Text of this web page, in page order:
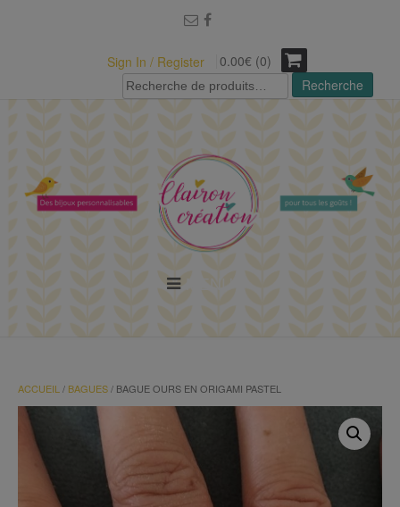
Sign In / Register
0.00€ (0)
Recherche
pour :
Recherche
ACCUEIL / BAGUES/ BAGUE OURS EN ORIGAMI PASTEL